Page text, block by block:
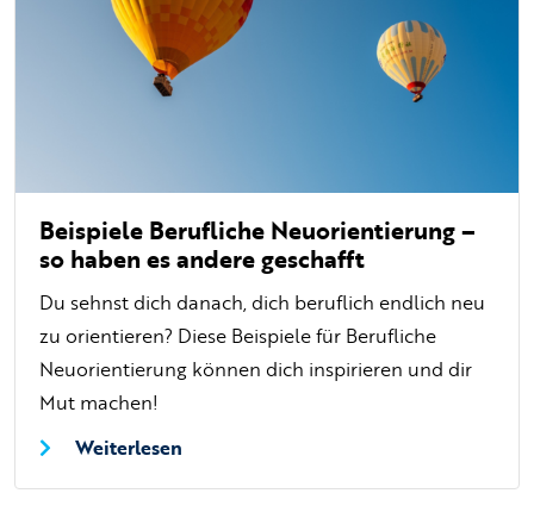
Beispiele Berufliche Neuorientierung –
so haben es andere geschafft
Du sehnst dich danach, dich beruflich endlich neu
zu orientieren? Diese Beispiele für Berufliche
Neuorientierung können dich inspirieren und dir
Mut machen!
Weiterlesen